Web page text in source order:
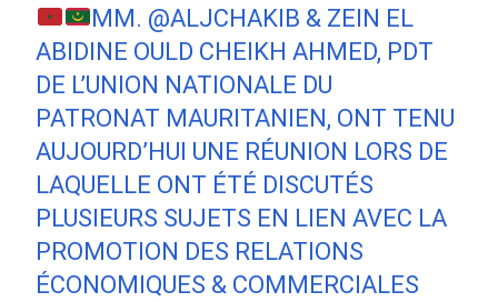
MM. @ALJCHAKIB & ZEIN EL
ABIDINE OULD CHEIKH AHMED, PDT
DE L’UNION NATIONALE DU
PATRONAT MAURITANIEN, ONT TENU
AUJOURD’HUI UNE RÉUNION LORS DE
LAQUELLE ONT ÉTÉ DISCUTÉS
PLUSIEURS SUJETS EN LIEN AVEC LA
PROMOTION DES RELATIONS
ÉCONOMIQUES & COMMERCIALES